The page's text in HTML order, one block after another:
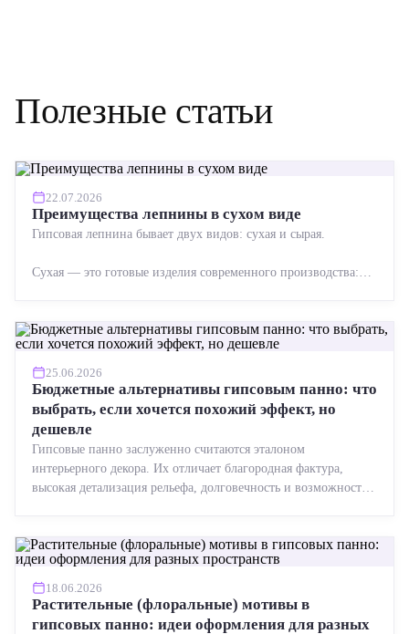
Полезные статьи
22.07.2026
Преимущества лепнины в сухом виде
Гипсовая лепнина бывает двух видов: сухая и сырая.
Сухая — это готовые изделия современного производства:
25.06.2026
Бюджетные альтернативы гипсовым панно: что
выбрать, если хочется похожий эффект, но
дешевле
Гипсовые панно заслуженно считаются эталоном
интерьерного декора. Их отличает благородная фактура,
высокая детализация рельефа, долговечность и возможность
18.06.2026
Растительные (флоральные) мотивы в
гипсовых панно: идеи оформления для разных